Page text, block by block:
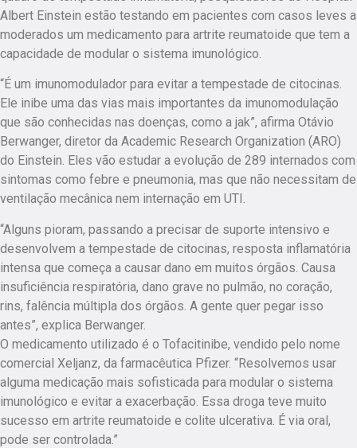
Albert Einstein estão testando em pacientes com casos leves a
moderados um medicamento para artrite reumatoide que tem a
capacidade de modular o sistema imunológico.
“É um imunomodulador para evitar a tempestade de citocinas.
Ele inibe uma das vias mais importantes da imunomodulação
que são conhecidas nas doenças, como a jak”, afirma Otávio
Berwanger, diretor da Academic Research Organization (ARO)
do Einstein. Eles vão estudar a evolução de 289 internados com
sintomas como febre e pneumonia, mas que não necessitam de
ventilação mecânica nem internação em UTI.
“Alguns pioram, passando a precisar de suporte intensivo e
desenvolvem a tempestade de citocinas, resposta inflamatória
intensa que começa a causar dano em muitos órgãos. Causa
insuficiência respiratória, dano grave no pulmão, no coração,
rins, falência múltipla dos órgãos. A gente quer pegar isso
antes”, explica Berwanger.
O medicamento utilizado é o Tofacitinibe, vendido pelo nome
comercial Xeljanz, da farmacêutica Pfizer. “Resolvemos usar
alguma medicação mais sofisticada para modular o sistema
imunológico e evitar a exacerbação. Essa droga teve muito
sucesso em artrite reumatoide e colite ulcerativa. É via oral,
pode ser controlada.”